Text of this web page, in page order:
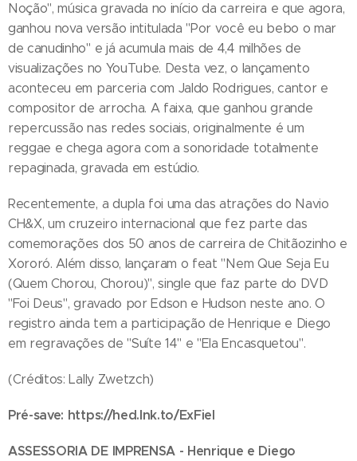
Noção", música gravada no início da carreira e que agora,
ganhou nova versão intitulada "Por você eu bebo o mar
de canudinho" e já acumula mais de 4,4 milhões de
visualizações no YouTube. Desta vez, o lançamento
aconteceu em parceria com Jaldo Rodrigues, cantor e
compositor de arrocha. A faixa, que ganhou grande
repercussão nas redes sociais, originalmente é um
reggae e chega agora com a sonoridade totalmente
repaginada, gravada em estúdio.
Recentemente, a dupla foi uma das atrações do Navio
CH&X, um cruzeiro internacional que fez parte das
comemorações dos 50 anos de carreira de Chitãozinho e
Xororó. Além disso, lançaram o feat "Nem Que Seja Eu
(Quem Chorou, Chorou)", single que faz parte do DVD
"Foi Deus", gravado por Edson e Hudson neste ano. O
registro ainda tem a participação de Henrique e Diego
em regravações de "Suíte 14" e "Ela Encasquetou".
(Créditos: Lally Zwetzch)
Pré-save: https://hed.lnk.to/ExFiel
ASSESSORIA DE IMPRENSA - Henrique e Diego